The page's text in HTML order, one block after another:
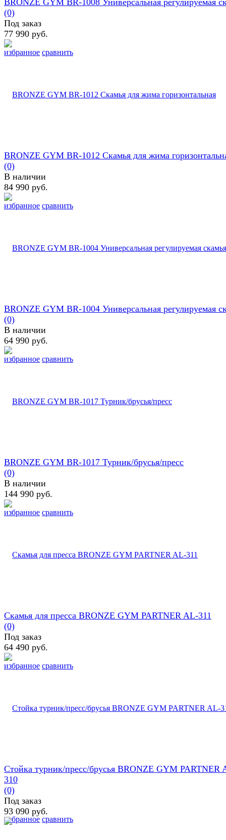
избранное сравнить
(0)
Под заказ
77 990 руб.
избранное сравнить
BRONZE GYM BR-1012 Скамья для жима
(0)
В наличии
84 990 руб.
избранное сравнить
BRONZE GYM BR-1004 Универсальная регулируемая
(0)
В наличии
64 990 руб.
избранное сравнить
BRONZE GYM BR-1017 Турник/брусья/пресс
(0)
В наличии
144 990 руб.
избранное сравнить
Скамья для пресса BRONZE GYM PARTNER AL-311
(0)
Под заказ
64 490 руб.
избранное сравнить
Стойка турник/пресс/брусья BRONZE GYM PARTNER
310
(0)
Под заказ
93 090 руб.